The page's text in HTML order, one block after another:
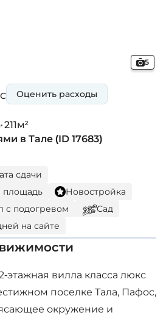
5
Оценить расходы
211м²
в Тале (ID 17683)
сдачи
площадь
Новостройка
с подогревом
Сад
на сайте
этажная вилла класса люкс
поселке Тала, Пафос,
окружение и